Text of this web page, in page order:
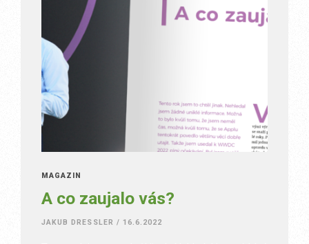
MAGAZÍN
A co zaujalo vás?
JAKUB DRESSLER / 16.6.2022